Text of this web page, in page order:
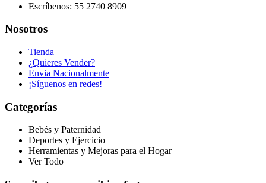
Escríbenos: 55 2740 8909
Nosotros
Tienda
¿Quieres Vender?
Envia Nacionalmente
¡Síguenos en redes!
Categorías
Bebés y Paternidad
Deportes y Ejercicio
Herramientas y Mejoras para el Hogar
Ver Todo